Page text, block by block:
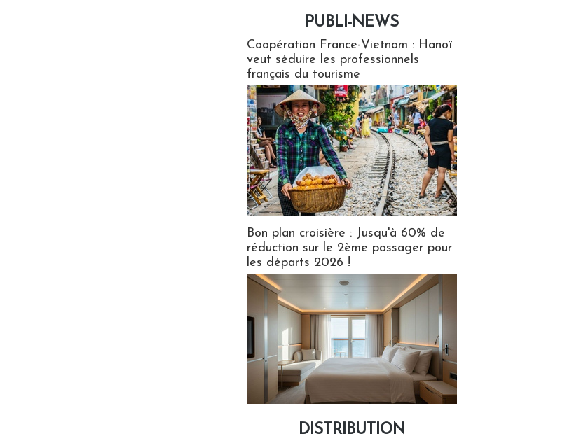
PUBLI-NEWS
Coopération France-Vietnam : Hanoï
veut séduire les professionnels
français du tourisme
Bon plan croisière : Jusqu'à 60% de
réduction sur le 2ème passager pour
les départs 2026 !
DISTRIBUTION